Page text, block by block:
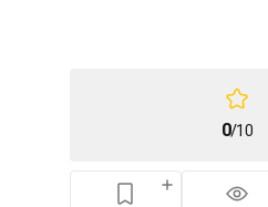
0/10